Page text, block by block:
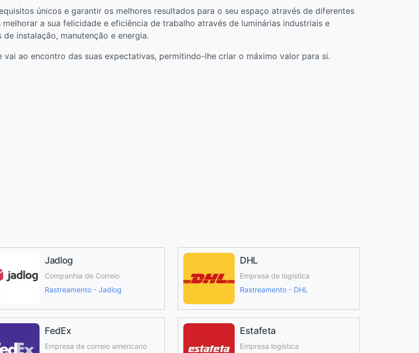
únicos e garantir os melhores resultados para o seu espaço através de diferentes
a sua felicidade e eficiência de trabalho através de luminárias industriais e
instalação, manutenção e energia.
ao encontro das suas expectativas, permitindo-lhe criar o máximo valor para si.
Jadlog
Companhia de Correio
Rastreamento - Jadlog
DHL
Empresa de logística
Rastreamento - DHL
FedEx
Empresa de correio americano
Estafeta
Empresa logística